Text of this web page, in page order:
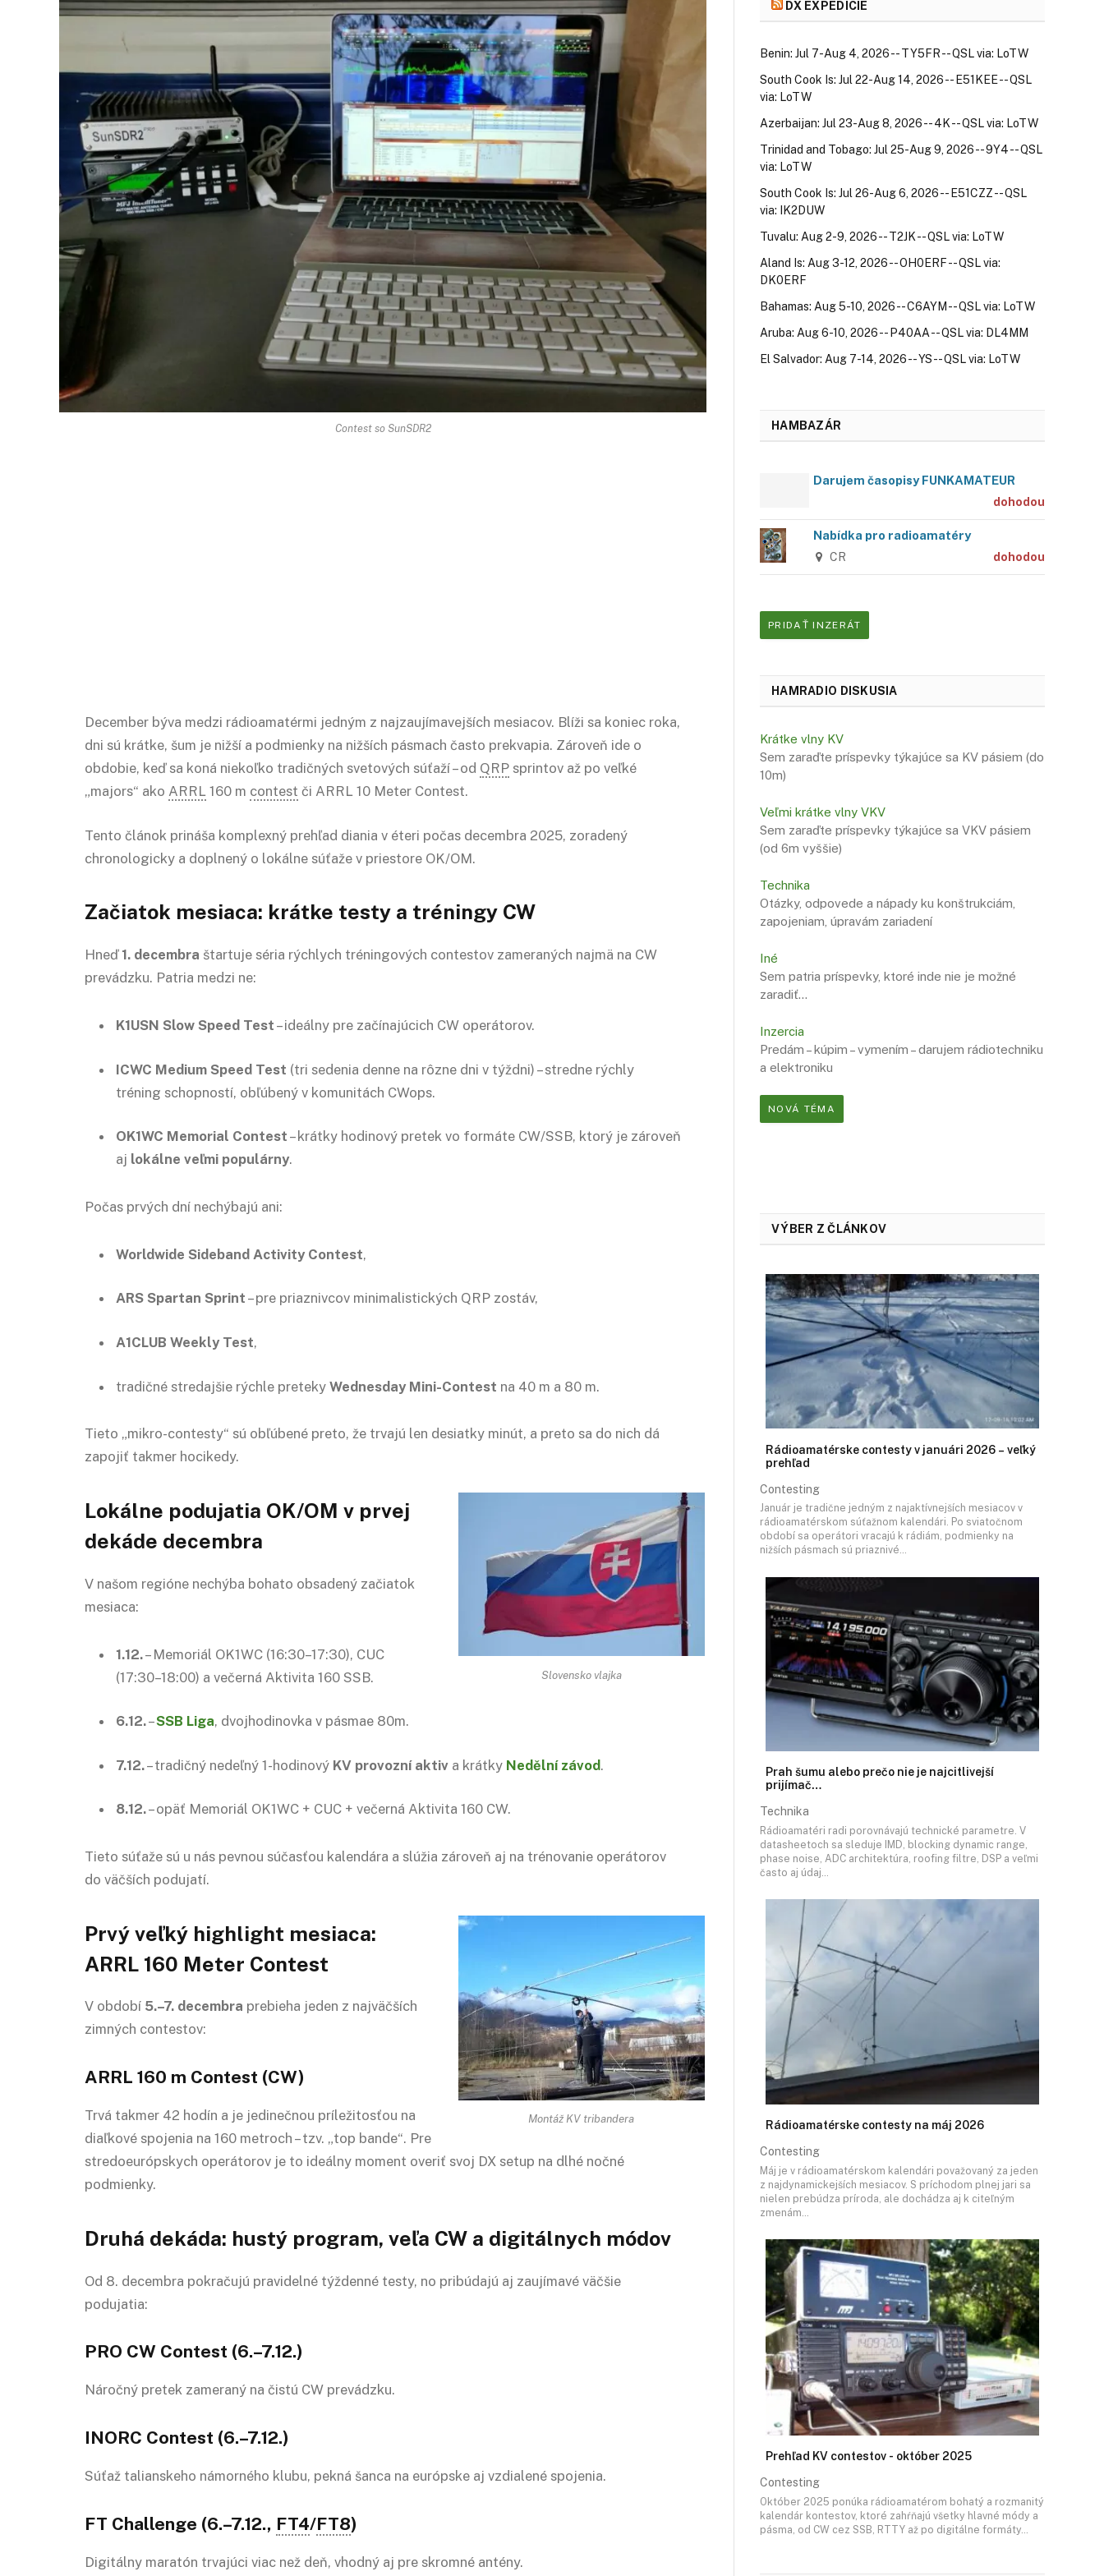
Contest so SunSDR2
December býva medzi rádioamatérmi jedným z najzaujímavejších mesiacov. Blíži sa koniec roka,
dni sú krátke, šum je nižší a podmienky na nižších pásmach často prekvapia. Zároveň ide o
obdobie, keď sa koná niekoľko tradičných svetových súťaží – od QRP sprintov až po veľké
„majors“ ako ARRL 160 m contest či ARRL 10 Meter Contest.
Tento článok prináša komplexný prehľad diania v éteri počas decembra 2025, zoradený
chronologicky a doplnený o lokálne súťaže v priestore OK/OM.
Začiatok mesiaca: krátke testy a tréningy CW
Hneď 1. decembra štartuje séria rýchlych tréningových contestov zameraných najmä na CW
prevádzku. Patria medzi ne:
K1USN Slow Speed Test – ideálny pre začínajúcich CW operátorov.
ICWC Medium Speed Test (tri sedenia denne na rôzne dni v týždni) – stredne rýchly
tréning schopností, obľúbený v komunitách CWops.
OK1WC Memorial Contest – krátky hodinový pretek vo formáte CW/SSB, ktorý je zároveň
aj lokálne veľmi populárny.
Počas prvých dní nechýbajú ani:
Worldwide Sideband Activity Contest,
ARS Spartan Sprint – pre priaznivcov minimalistických QRP zostáv,
A1CLUB Weekly Test,
tradičné stredajšie rýchle preteky Wednesday Mini-Contest na 40 m a 80 m.
Tieto „mikro-contesty“ sú obľúbené preto, že trvajú len desiatky minút, a preto sa do nich dá
zapojiť takmer hocikedy.
Slovensko vlajka
Lokálne podujatia OK/OM v prvej
dekáde decembra
V našom regióne nechýba bohato obsadený začiatok
mesiaca:
1.12.– Memoriál OK1WC (16:30–17:30), CUC
(17:30–18:00) a večerná Aktivita 160 SSB.
6.12.–SSB Liga, dvojhodinovka v pásmae 80m.
7.12.– tradičný nedeľný 1-hodinový KV provozní aktiv a krátky Nedělní závod.
8.12.– opäť Memoriál OK1WC + CUC + večerná Aktivita 160 CW.
Tieto súťaže sú u nás pevnou súčasťou kalendára a slúžia zároveň aj na trénovanie operátorov
do väčších podujatí.
Montáž KV tribandera
Prvý veľký highlight mesiaca:
ARRL 160 Meter Contest
V období 5.–7. decembra prebieha jeden z najväčších
zimných contestov:
ARRL 160 m Contest (CW)
Trvá takmer 42 hodín a je jedinečnou príležitosťou na
diaľkové spojenia na 160 metroch – tzv. „top bande“. Pre
stredoeurópskych operátorov je to ideálny moment overiť svoj DX setup na dlhé nočné
podmienky.
Druhá dekáda: hustý program, veľa CW a digitálnych módov
Od 8. decembra pokračujú pravidelné týždenné testy, no pribúdajú aj zaujímavé väčšie
podujatia:
PRO CW Contest (6.–7.12.)
Náročný pretek zameraný na čistú CW prevádzku.
INORC Contest (6.–7.12.)
Súťaž talianskeho námorného klubu, pekná šanca na európske aj vzdialené spojenia.
FT Challenge (6.–7.12., FT4/FT8)
Digitálny maratón trvajúci viac než deň, vhodný aj pre skromné antény.
DX EXPEDÍCIE
Benin: Jul 7-Aug 4, 2026 -- TY5FR -- QSL via: LoTW
South Cook Is: Jul 22-Aug 14, 2026 -- E51KEE -- QSL
via: LoTW
Azerbaijan: Jul 23-Aug 8, 2026 -- 4K -- QSL via: LoTW
Trinidad and Tobago: Jul 25-Aug 9, 2026 -- 9Y4 -- QSL
via: LoTW
South Cook Is: Jul 26-Aug 6, 2026 -- E51CZZ -- QSL
via: IK2DUW
Tuvalu: Aug 2-9, 2026 -- T2JK -- QSL via: LoTW
Aland Is: Aug 3-12, 2026 -- OH0ERF -- QSL via:
DK0ERF
Bahamas: Aug 5-10, 2026 -- C6AYM -- QSL via: LoTW
Aruba: Aug 6-10, 2026 -- P40AA -- QSL via: DL4MM
El Salvador: Aug 7-14, 2026 -- YS -- QSL via: LoTW
HAMBAZÁR
Darujem časopisy FUNKAMATEUR
dohodou
Nabídka pro radioamatéry
CR dohodou
PRIDAŤ INZERÁT
HAMRADIO DISKUSIA
Krátke vlny KV
Sem zaraďte príspevky týkajúce sa KV pásiem (do
10m)
Veľmi krátke vlny VKV
Sem zaraďte príspevky týkajúce sa VKV pásiem
(od 6m vyššie)
Technika
Otázky, odpovede a nápady ku konštrukciám,
zapojeniam, úpravám zariadení
Iné
Sem patria príspevky, ktoré inde nie je možné
zaradiť…
Inzercia
Predám – kúpim – vymením – darujem rádiotechniku
a elektroniku
NOVÁ TÉMA
VÝBER Z ČLÁNKOV
Rádioamatérske contesty v januári 2026 – veľký
prehľad
Contesting
Január je tradične jedným z najaktívnejších mesiacov v
rádioamatérskom súťažnom kalendári. Po sviatočnom
období sa operátori vracajú k rádiám, podmienky na
nižších pásmach sú priaznivé…
Prah šumu alebo prečo nie je najcitlivejší
prijímač…
Technika
Rádioamatéri radi porovnávajú technické parametre. V
datasheetoch sa sleduje IMD, blocking dynamic range,
phase noise, ADC architektúra, roofing filtre, DSP a veľmi
často aj údaj…
Rádioamatérske contesty na máj 2026
Contesting
Máj je v rádioamatérskom kalendári považovaný za jeden
z najdynamickejších mesiacov. S príchodom plnej jari sa
nielen prebúdza príroda, ale dochádza aj k citeľným
zmenám…
Prehľad KV contestov - október 2025
Contesting
Október 2025 ponúka rádioamatérom bohatý a rozmanitý
kalendár kontestov, ktoré zahŕňajú všetky hlavné módy a
pásma, od CW cez SSB, RTTY až po digitálne formáty…